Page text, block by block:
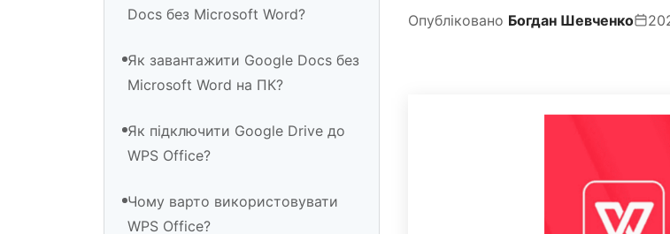
Docs без Microsoft Word?
Як завантажити Google Docs без
Microsoft Word на ПК?
Як підключити Google Drive до
WPS Office?
Чому варто використовувати
WPS Office?
Опубліковано Богдан Шевченко